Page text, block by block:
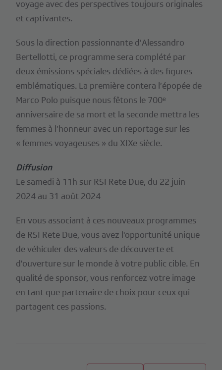
voyage avec des perspectives toujours originales
et captivantes.
Sous la direction passionnante d’Alessandro
Bertellotti, ce programme sera complété par
deux émissions spéciales dédiées à des figures
emblématiques. La première contera l’épopée de
Marco Polo puisque nous fêtons le 700ᵉ
anniversaire de sa mort et la seconde mettra les
femmes à l’honneur avec un reportage sur les
« femmes voyageuses » du XIXe siècle.
Diffusion
Le samedi à 11h sur RSI Rete Due, du 22 juin
2024 au 31 août 2024
En vous associant à ces nouveaux programmes
de RSI Rete Due, vous avez l'opportunité unique
de véhiculer des valeurs de découverte et
d'ouverture sur le monde à votre public cible. En
qualité de sponsor, vous renforcez votre image
en tant que partenaire de choix pour ceux qui
partagent ces passions.